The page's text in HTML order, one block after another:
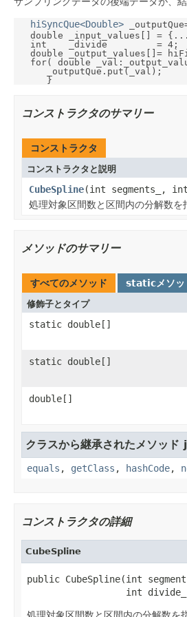
hiSyncQue<Double>
double _input_values[] =
int    _divide         = 4;
double _output_values[]=
for( double
      _outputQue.put(_val);
コンストラクタのサマリー
コンストラクタ
コンストラクタと説明
CubeSpline(int segments_,
処理対象区間数と区間内の分解数を
メソッドのサマリー
すべてのメソッド staticメソッ
修飾子とタイプ
static double[]
static double[]
double[]
クラスから継承されたメソッ
equals , getClass , hashCode,
コンストラクタの詳細
CubeSpline
public CubeSpline(int
int